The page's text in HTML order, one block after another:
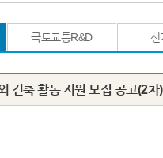
국토교통R&D 신
건축 활동 지원 모집 공고(2차